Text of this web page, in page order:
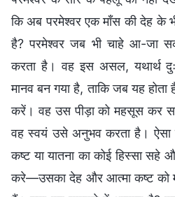
कि अब परमेश्वर एक माँस की देह के
है? परमेश्वर जब भी चाहे आ-जा
करता है। वह इस असल, यथार्थ
मानव बन गया है, ताकि जब यह
करें। वह उस पीड़ा को महसूस कर
वह स्वयं उसे अनुभव करता है। ऐसा
कष्ट या यातना का कोई हिस्सा
करे—उसका देह और आत्मा कष्ट